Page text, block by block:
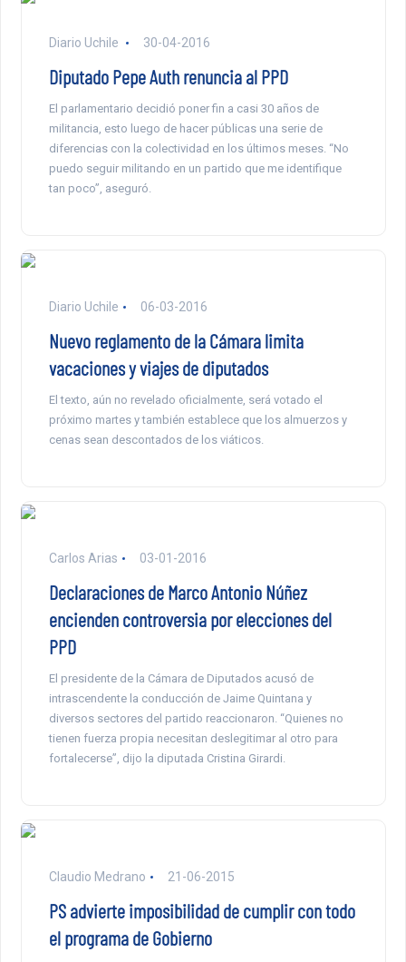
Diario Uchile 30-04-2016
Diputado Pepe Auth renuncia al PPD
El parlamentario decidió poner fin a casi 30 años de
militancia, esto luego de hacer públicas una serie de
diferencias con la colectividad en los últimos meses. “No
puedo seguir militando en un partido que me identifique
tan poco”, aseguró.
Diario Uchile 06-03-2016
Nuevo reglamento de la Cámara limita
vacaciones y viajes de diputados
El texto, aún no revelado oficialmente, será votado el
próximo martes y también establece que los almuerzos y
cenas sean descontados de los viáticos.
Carlos Arias 03-01-2016
Declaraciones de Marco Antonio Núñez
encienden controversia por elecciones del
PPD
El presidente de la Cámara de Diputados acusó de
intrascendente la conducción de Jaime Quintana y
diversos sectores del partido reaccionaron. “Quienes no
tienen fuerza propia necesitan deslegitimar al otro para
fortalecerse”, dijo la diputada Cristina Girardi.
Claudio Medrano 21-06-2015
PS advierte imposibilidad de cumplir con todo
el programa de Gobierno